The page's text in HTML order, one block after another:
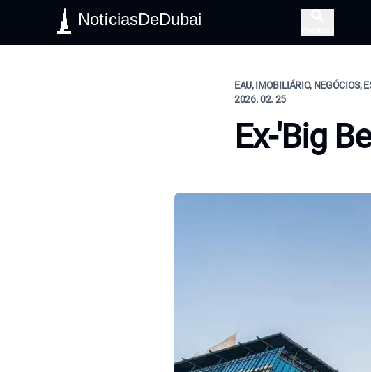
NotíciasDeDubai
EAU, IMOBILIÁRIO, NEGÓCIOS,
2026. 02. 25
Ex-'Big